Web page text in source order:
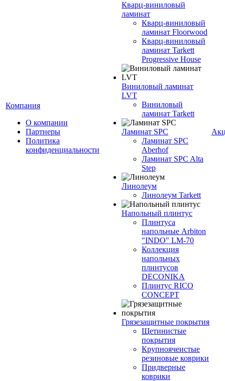
Компания
О компании
Партнеры
Политика
конфиденциальности
Кварц-виниловый
ламинат
Кварц-виниловый
ламинат Floorwood
Кварц-виниловый
ламинат Tarkett
Progressive House
Виниловый ламинат
LVT
Виниловый
ламинат Tarkett
Ламинат SPC
Ламинат SPC
Aberhof
Ламинат SPC Alta
Step
Линолеум
Линолеум Tarkett
Напольный плинтус
Плинтуса
напольные Arbiton
"INDO" LM-70
Коллекция
напольных
плинтусов
DECONIKA
Плинтус RICO
CONCEPT
Грязезащитные покрытия
Щетинистые
покрытия
Крупноячеистые
резиновые коврики
Придверные
коврики